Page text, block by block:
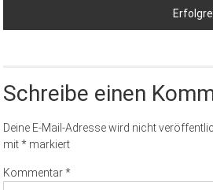
Schreibe einen
Deine E-Mail-Adresse wird nicht
mit* markiert
Kommentar*